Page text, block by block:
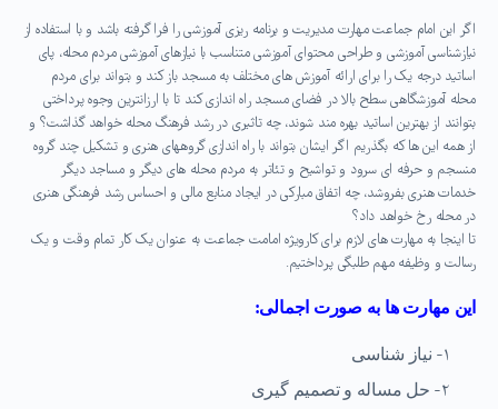
اگر این امام جماعت مهارت مدیریت و برنامه ریزی آموزشی را فرا گرفته باشد و با استفاده از
نیازشناسی آموزشی و طراحی محتوای آموزشی متناسب با نیازهای آموزشی مردم محله، پای
اساتید درجه یک را برای ارائه آموزش های مختلف به مسجد باز کند و بتواند برای مردم
محله آموزشگاهی سطح بالا در فضای مسجد راه اندازی کند تا با ارزانترین وجوه پرداختی
بتوانند از بهترین اساتید بهره مند شوند، چه تاثیری در رشد فرهنگ محله خواهد گذاشت؟ و
از همه این ها که بگذریم اگر ایشان بتواند با راه اندازی گروههای هنری و تشکیل چند گروه
منسجم و حرفه ای سرود و تواشیح و تئاتر به مردم محله های دیگر و مساجد دیگر
خدمات هنری بفروشد، چه اتفاق مبارکی در ایجاد منابع مالی و احساس رشد فرهنگی هنری
در محله رخ خواهد داد؟
تا اینجا به مهارت های لازم برای کارویژه امامت جماعت به عنوان یک کار تمام وقت و یک
رسالت و وظیفه مهم طلبگی پرداختیم.
این مهارت ها به صورت اجمالی:
۱- نیاز شناسی
۲- حل مساله و تصمیم گیری